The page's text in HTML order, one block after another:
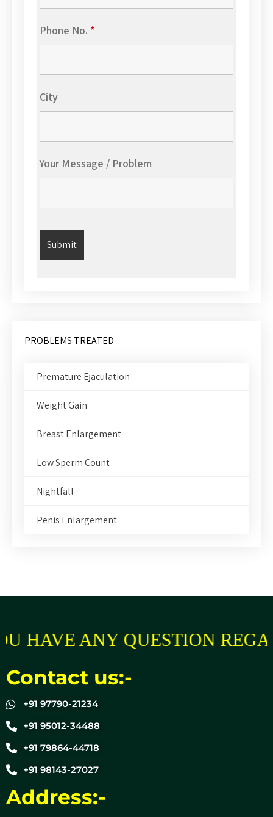
Phone No. *
City
Your Message / Problem
PROBLEMS TREATED
Premature Ejaculation
Weight Gain
Breast Enlargement
Low Sperm Count
Nightfall
Penis Enlargement
HAVE ANY QUESTION
Contact us:-
+91 97790-21234
+91 95012-34488
+91 79864-44718
+91 98143-27027
Address:-